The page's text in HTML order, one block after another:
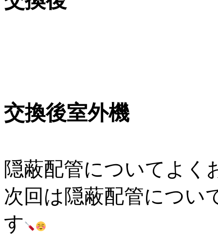
交換後室外機
隠蔽配管についてよく
次回は隠蔽配管につい
す